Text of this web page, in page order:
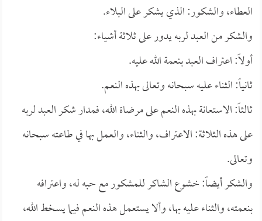
العطاء، والشكور: الذي يشكر على البلاء.
والشكر من العبد لربه يدور على ثلاثة أشياء:
أولاً: اعتراف العبد بنعمة الله عليه.
ثانياً: الثناء عليه سبحانه وتعالى بهذه النعم.
ثالثاً: الاستعانة بهذه النعم على مرضاة الله، فمدار شكر العبد لربه
على هذه الثلاثة: الاعتراف، والثناء، والعمل بها في طاعته سبحانه
وتعالى.
والشكر أيضاً: خشوع الشاكر للمشكور مع حبه له، واعترافه
بنعمته، والثناء عليه بها، وألا يستعمل هذه النعم فيما يسخط الله،